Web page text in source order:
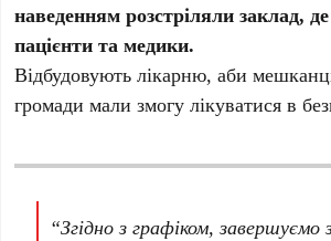
наведенням розстріляли заклад,
пацієнти та медики.
Відбудовують лікарню, аби
громади мали змогу лікуватися в
“Згідно з графіком, завершуємо